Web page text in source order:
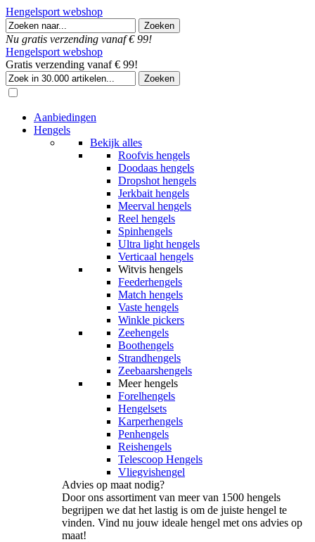
Hengelsport webshop
Nu gratis verzending vanaf € 99!
Hengelsport webshop
Gratis verzending vanaf € 99!
Aanbiedingen
Hengels
Bekijk alles
Roofvis hengels
Doodaas hengels
Dropshot hengels
Jerkbait hengels
Meerval hengels
Reel hengels
Spinhengels
Ultra light hengels
Verticaal hengels
Witvis hengels
Feederhengels
Match hengels
Vaste hengels
Winkle pickers
Zeehengels
Boothengels
Strandhengels
Zeebaarshengels
Meer hengels
Forelhengels
Hengelsets
Karperhengels
Penhengels
Reishengels
Telescoop Hengels
Vliegvishengel
Advies op maat nodig?
Door ons assortiment van meer van 1500 hengels
begrijpen we dat het lastig is om de juiste hengel te
vinden. Vind nu jouw ideale hengel met ons advies op
maat!